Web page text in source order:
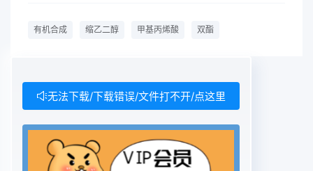
purity90. 8% and yield rate: 89Key words:
1.1试剂环氧化合物等,对真丝抗皱效果较好,但价格昂
贵原料:甲基丙烯酸、一缩乙二醇、二缩乙二醇手感
下降,实现工业化大生产的很少缩乙二醇系列缩乙二
醇均为化学纯;催化剂:浓硫酸(分析纯)甲基丙烯酸双
酯“是一类重要的化工产品,曾广泛用甲苯磺酸(化学
有机合成 缩乙二醇 甲基丙烯酸 双酯
无法下载/下载错误/文件打不开/点这里